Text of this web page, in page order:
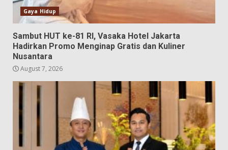
Gaya Hidup
Sambut HUT ke-81 RI, Vasaka Hotel Jakarta
Hadirkan Promo Menginap Gratis dan Kuliner
Nusantara
August 7, 2026